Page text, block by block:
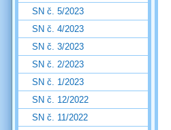
SN č. 5/2023
SN č. 4/2023
SN č. 3/2023
SN č. 2/2023
SN č. 1/2023
SN č. 12/2022
SN č. 11/2022